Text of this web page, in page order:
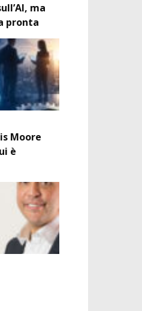
ma
pronta
Moore
è